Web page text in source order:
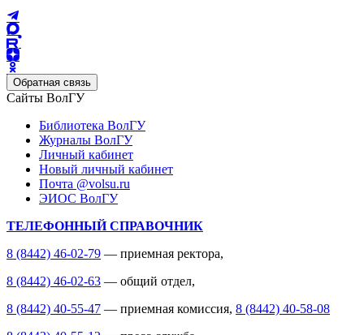
Обратная связь
Сайты ВолГУ
Библиотека ВолГУ
Журналы ВолГУ
Личный кабинет
Новый личный кабинет
Почта @volsu.ru
ЭИОС ВолГУ
ТЕЛЕФОННЫЙ СПРАВОЧНИК
8 (8442) 46-02-79 — приемная ректора,
8 (8442) 46-02-63 — общий отдел,
8 (8442) 40-55-47 — приемная комиссия, 8 (8442) 40-58-08